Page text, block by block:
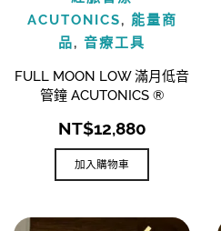
ACUTONICS, 能量商
品, 音療工具
FULL MOON LOW 滿月低音
管鐘 ACUTONICS ®
NT$12,880
加入購物車